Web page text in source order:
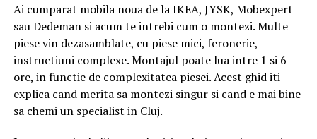
teama de a nu agrava simptomele. Însă nu toate fibrele
sunt la fel. Există fibre solubile, care se găsesc în
psyllium, inulină, pulpă de fructe și legume – și fibre
insolubile, prezente în coaja fructelor, legumelor și în
semințe. Studiile arată că tocmai fibrele solubile aduc
cele mai mari beneficii pacienților cu SCI, reducând
balonarea, disconfortul și dezechilibrele tranzitului
intestinal. Recomandarea generală este un aport de 25-
Ai cumparat mobila noua de la IKEA, JYSK, Mobexpert
sau Dedeman si acum te intrebi cum o montezi. Multe
piese vin dezasamblate, cu piese mici, feronerie,
instructiuni complexe. Montajul poate lua intre 1 si 6
ore, in functie de complexitatea piesei. Acest ghid iti
explica cand merita sa montezi singur si cand e mai bine
sa chemi un specialist in Cluj.